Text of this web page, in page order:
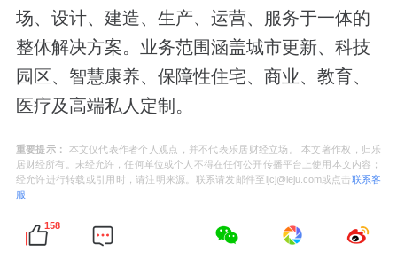
场、设计、建造、生产、运营、服务于一体的
整体解决方案。业务范围涵盖城市更新、科技
园区、智慧康养、保障性住宅、商业、教育、
医疗及高端私人定制。
重要提示：
本文仅代表作者个人观点，并不代表乐居财经立场。 本文著作权，归乐
居财经所有。未经允许，任何单位或个人不得在任何公开传播平台上使用本文内容；
经允许进行转载或引用时，请注明来源。联系请发邮件至ljcj@leju.com或点击联系客
服
158